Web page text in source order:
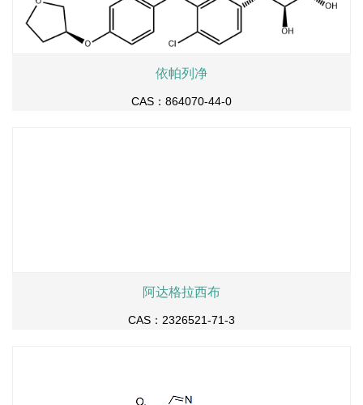
依帕列净
CAS：864070-44-0
阿达格拉西布
CAS：2326521-71-3